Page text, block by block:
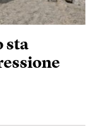
sta